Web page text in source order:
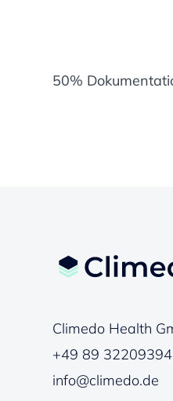
50%
Climedo Health
+49 89
info@climedo.de